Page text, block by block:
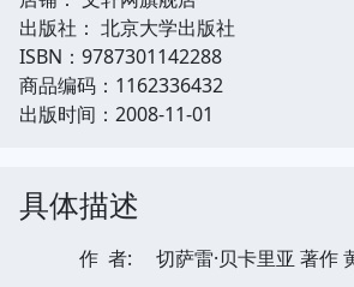
出版社： 北京大学出版社
ISBN：9787301142288
商品编码：1162336432
出版时间：2008-11-01
具体描述
作 者: 切萨雷·贝卡里亚 著作